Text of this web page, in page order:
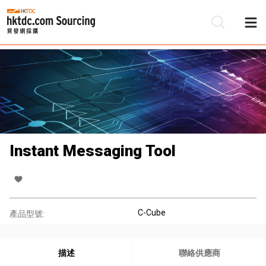
Instant Messaging Tool
產品型號: C-Cube
描述 聯絡供應商